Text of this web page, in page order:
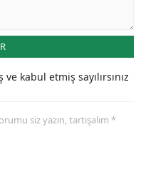
ve kabul etmiş sayılırsınız
siz yazın, tartışalım *